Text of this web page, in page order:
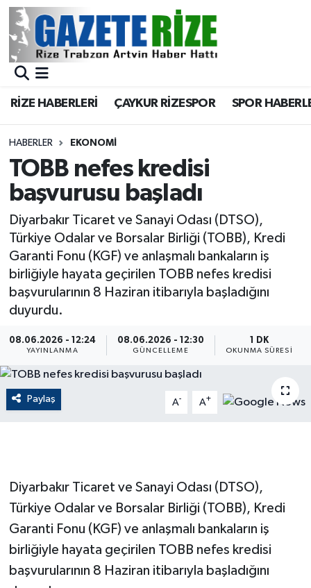
RİZE HABERLERİ ÇAYKUR RİZESPOR SPOR
HABERLER EKONOMİ
TOBB nefes kredisi
başvurusu başladı
Diyarbakır Ticaret ve Sanayi Odası (DTSO),
Türkiye Odalar ve Borsalar Birliği (TOBB), Kredi
Garanti Fonu (KGF) ve anlaşmalı bankaların iş
birliğiyle hayata geçirilen TOBB nefes kredisi
başvurularının 8 Haziran itibarıyla başladığını
duyurdu.
08.06.2026 - 12:24
YAYINLANMA
08.06.2026 - 12:30
GÜNCELLEME
1 DK
OKUNMA SÜRESI
Paylaş A- A+
Diyarbakır Ticaret ve Sanayi Odası (DTSO),
Türkiye Odalar ve Borsalar Birliği (TOBB), Kredi
Garanti Fonu (KGF) ve anlaşmalı bankaların iş
birliğiyle hayata geçirilen TOBB nefes kredisi
başvurularının 8 Haziran itibarıyla başladığını
BÖLGEMİZ
Asayiş
Rize Jandarma Komutanlığı
Bilim Teknoloji
Advertising news
Canlı Maç
ÇEVRE
Dış Haberler
Dünya
English News
Finans
Flaş Haber
Merkez Nöbetçi Eczaneler
Merkez Trafik Yoğunluk Haritası
Süper Lig Puan Durumu ve Fikstür
Tüm Manşetler
Haber Arşivi